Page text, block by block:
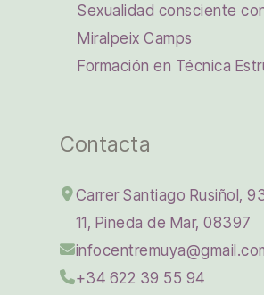
Sexualidad consciente
Miralpeix Camps
Formación en Técnica
Contacta
Carrer Santiago Rusiñol,
11, Pineda de Mar, 08397
+34 622 39 55 94